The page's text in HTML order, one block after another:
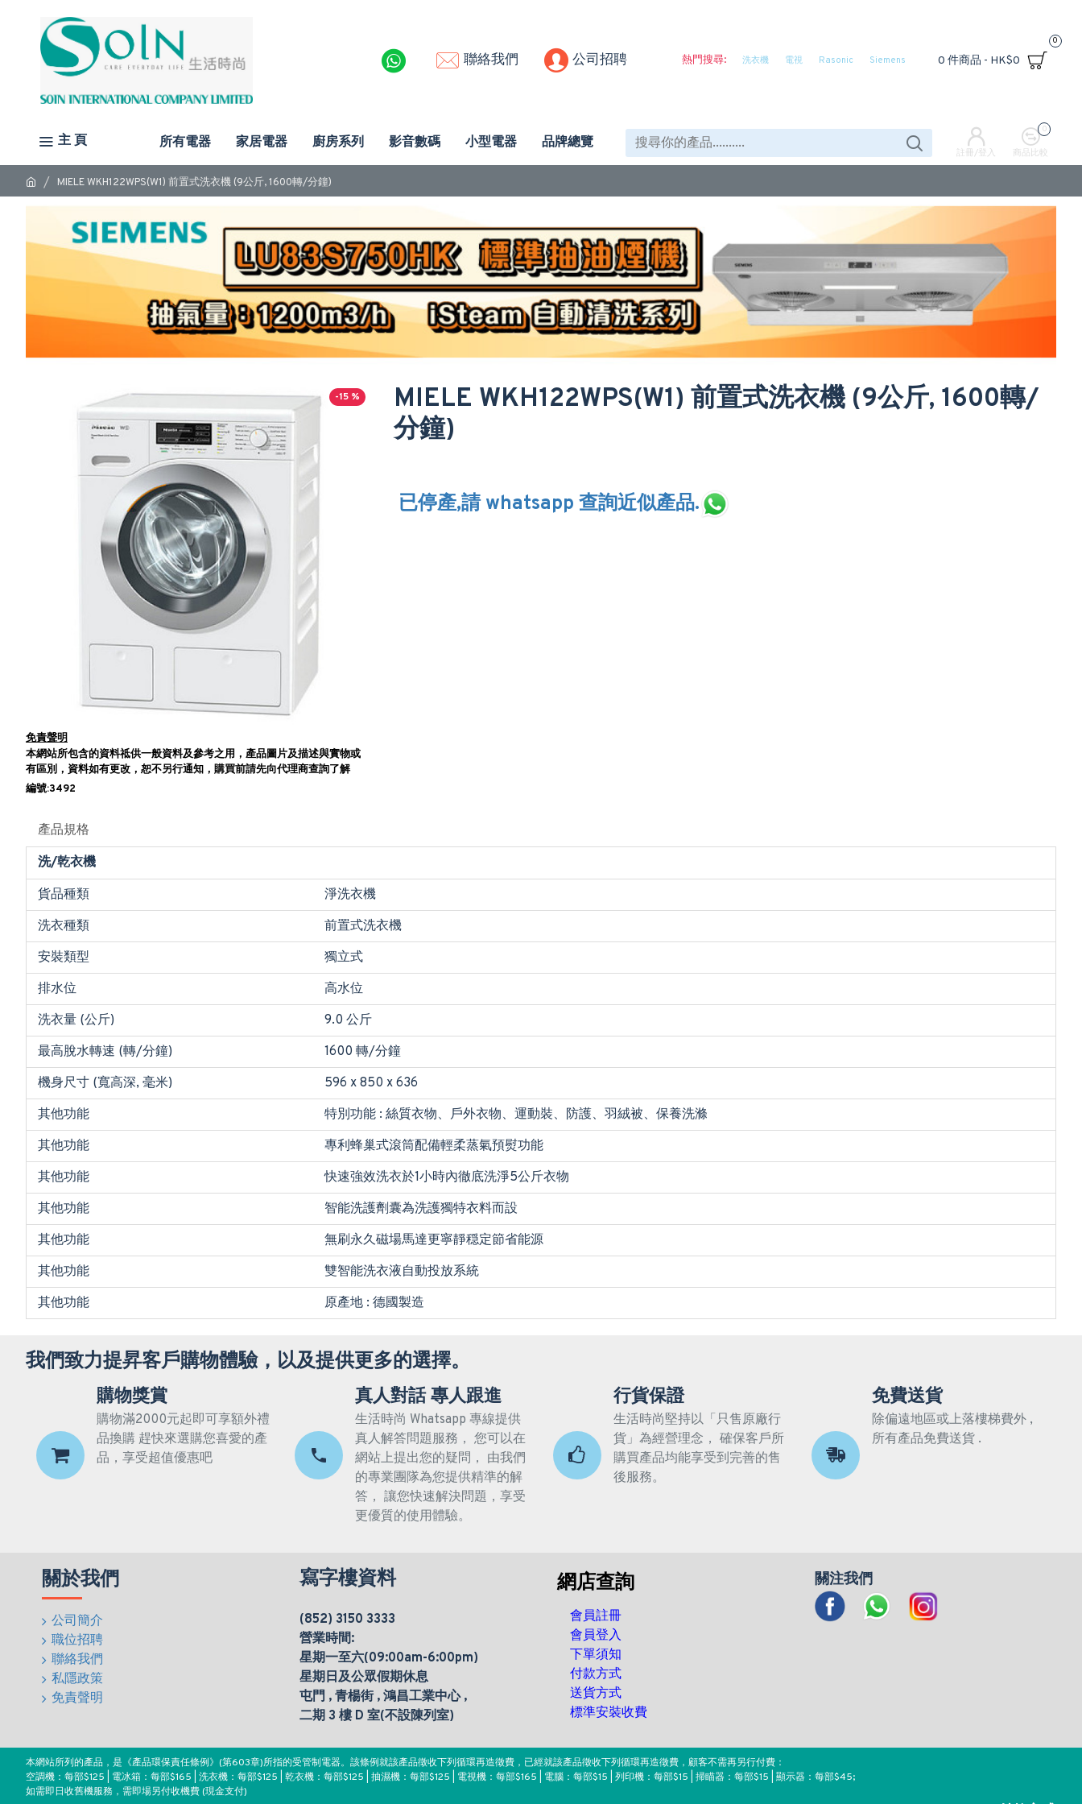
聯絡我們 公司招聘 熱門搜尋: 洗衣機 電視 Rasonic Siemens 0 件商品 - HK$0
0
主 頁 所有電器 家居電器 廚房系列 影音數碼 小型電器 品牌總覽
註冊/登入 商品比較
0
MIELE WKH122WPS(W1) 前置式洗衣機 (9公斤, 1600轉/分鐘)
-15 %
免責聲明
本網站所包含的資料祗供一般資料及參考之用，產品圖片及描述與實物或
有區別，資料如有更改，恕不另行通知，購買前請先向代理商查詢了解
編號:3492
MIELE WKH122WPS(W1) 前置式洗衣機 (9公斤, 1600轉/
分鐘)
已停產,請 whatsapp 查詢近似產品.
產品規格
洗/乾衣機
貨品種類
淨洗衣機
洗衣種類
前置式洗衣機
安裝類型
獨立式
排水位
高水位
洗衣量 (公斤)
9.0 公斤
最高脫水轉速 (轉/分鐘)
1600 轉/分鐘
機身尺寸 (寬高深, 毫米)
596 x 850 x 636
其他功能
特別功能 : 絲質衣物、戶外衣物、運動裝、防護、羽絨被、保養洗滌
其他功能
專利蜂巢式滾筒配備輕柔蒸氣預熨功能
其他功能
快速強效洗衣於1小時內徹底洗淨5公斤衣物
其他功能
智能洗護劑囊為洗護獨特衣料而設
其他功能
無刷永久磁場馬達更寧靜穏定節省能源
其他功能
雙智能洗衣液自動投放系統
其他功能
原產地 : 德國製造
我們致力提昇客戶購物體驗，以及提供更多的選擇。
購物獎賞
購物滿2000元起即可享額外禮
品換購 趕快來選購您喜愛的產
品，享受超值優惠吧
真人對話 專人跟進
生活時尚 Whatsapp 專線提供
真人解答問題服務， 您可以在
網站上提出您的疑問， 由我們
的專業團隊為您提供精準的解
答， 讓您快速解決問題，享受
更優質的使用體驗。
行貨保證
生活時尚堅持以「只售原廠行
貨」為經營理念， 確保客戶所
購買產品均能享受到完善的售
後服務。
免費送貨
除偏遠地區或上落樓梯費外 ,
所有產品免費送貨 .
關於我們
公司簡介
職位招聘
聯絡我們
私隱政策
免責聲明
寫字樓資料
(852) 3150 3333
營業時間:
星期一至六(09:00am-6:00pm)
星期日及公眾假期休息
屯門 , 青楊街 , 鴻昌工業中心 ,
二期 3 樓 D 室(不設陳列室)
網店查詢
會員註冊
會員登入
下單須知
付款方式
送貨方式
標準安裝收費
關注我們
本網站所列的產品，是《產品環保責任條例》(第603章)所指的受管制電器。該條例就該產品徵收下列循環再造徵費，已經就該產品徵收下列循環再造徵費，顧客不需再另行付費：
空調機：每部$125 | 電冰箱：每部$165 | 洗衣機：每部$125 | 乾衣機：每部$125 | 抽濕機：每部$125 | 電視機：每部$165 | 電腦：每部$15 | 列印機：每部$15 | 掃瞄器：每部$15 | 顯示器：每部$45;
如需即日收舊機服務，需即場另付收機費 (現金支付)